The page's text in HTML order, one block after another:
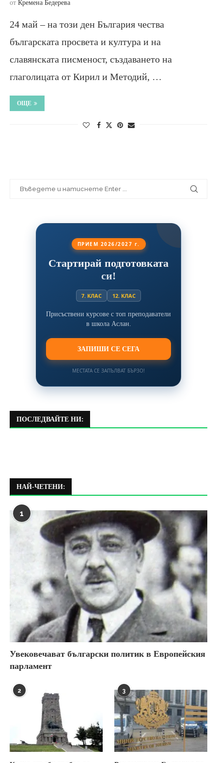
от Кремена Бедерева
24 май – на този ден България чества
българската просвета и култура и на
славянската писменост, създаването на
глаголицата от Кирил и Методий, …
ОЩЕ
ПРИЕМ 2026/2027 г.
Стартирай подготовката
си!
7. КЛАС 12. КЛАС
Присъствени курсове с топ преподаватели
в школа Аслан.
ЗАПИШИ СЕ СЕГА
МЕСТАТА СЕ ЗАПЪЛВАТ БЪРЗО!
ПОСЛЕДВАЙТЕ НИ:
НАЙ-ЧЕТЕНИ:
1
Увековечават български политик в Европейския
парламент
2 3